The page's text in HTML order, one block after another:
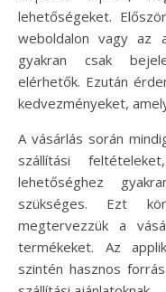
lehetőségeket.
weboldalon vagy az
gyakran csak
elérhetők. Ezután
kedvezményeket,
A vásárlás során
szállítási
lehetőséghez
szükséges. Ezt
megtervezzük a
termékeket. Az
szintén hasznos